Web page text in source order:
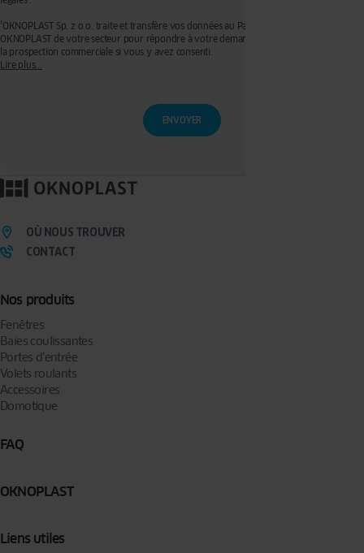
¹OKNOPLAST Sp. z o.o. traite et transfère vos données au Partenaire Premium
OKNOPLAST de votre secteur pour répondre à votre demande de devis et effectuer de
la prospection commerciale si vous y avez consenti.
l’établissement de votre devis. Vous disposez d'un droit d'accès, de rectification, de
retrait de votre consentement ainsi que d'un droit à l'effacement, à la limitation du
traitement et à la portabilité que vous pouvez exercer en écrivant à l’adresse :
Lire plus...
Nos produits
Fenêtres
Baies coulissantes
Portes d’entrée
Volets roulants
Accessoires
Domotique
FAQ
OKNOPLAST
Liens utiles
OÙ NOUS TROUVER
CONTACT